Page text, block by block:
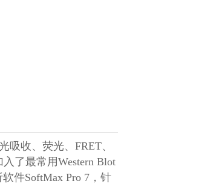
吸收、荧光、 FRET、
了最常用Western Blot
软件SoftMax Pro 7 ，针